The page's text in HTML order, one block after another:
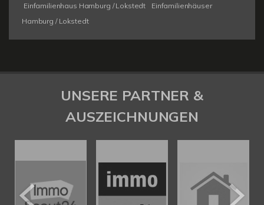
Einfamilienhaus Hamburg / Lokstedt
Einfamilienhäuser
Hamburg / Lokstedt
UNSERE PARTNER &
AUSZEICHNUNGEN